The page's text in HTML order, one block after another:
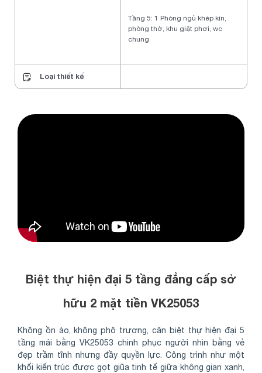
Tầng 5: 1 Phòng ngủ khép kín,
phòng thờ, khu giặt phơi, wc
chung
Loại thiết kế
Biệt thự hiện đại 5 tầng đẳng cấp sở
hữu 2 mặt tiền VK25053
Không ồn ào, không phô trương, căn biệt thự hiện đại 5
tầng mái bằng VK25053 chinh phục người nhìn bằng vẻ
đẹp trầm tĩnh nhưng đầy quyền lực. Công trình như một
khối kiến trúc được gọt giũa tinh tế giữa không gian xanh,